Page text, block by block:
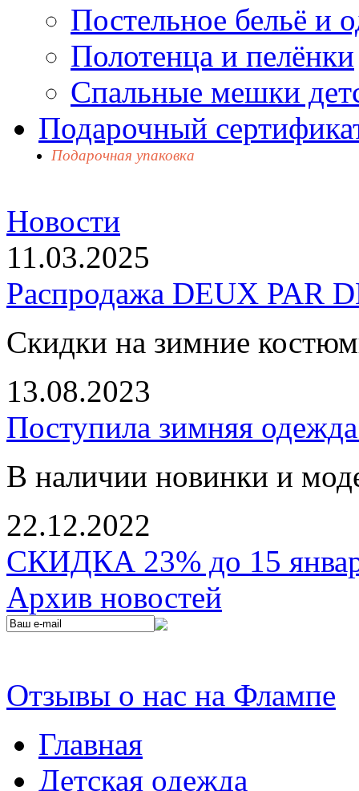
Постельное бельё и
Полотенца и пелёнки
Спальные мешки
Подарочный
Подарочная упаковка
Новости
11.03.2025
Распродажа DEUX PAR
Скидки на зимние
13.08.2023
Поступила зимняя
В наличии новинки и
22.12.2022
СКИДКА 23% до 15
Архив новостей
Отзывы о нас на Флампе
Главная
Детская одежда